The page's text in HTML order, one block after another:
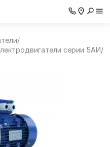
/
серии 5АИ/